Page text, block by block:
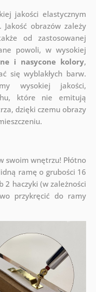
jakości elastycznym
. Jakość obrazów zależy
od zastosowanej
powoli, w wysokiej
i nasycone kolory,
się wyblakłych barw.
wysokiej jakości,
które nie emitują
dzięki czemu obrazy
swoim wnętrzu! Płótno
ramę o grubości 16
2 haczyki (w zależności
przykręcić do ramy